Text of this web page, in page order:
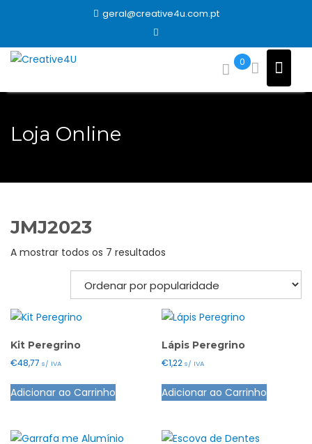
geral@creative4u.com.pt
0
Loja Online
JMJ2023
A mostrar todos os 7 resultados
por
popularidade
Kit Peregrino
€48,77 s/ IVA
Adicionar ao Carrinho
Lápis Peregrino
€1,22 s/ IVA
Adicionar ao Carrinho